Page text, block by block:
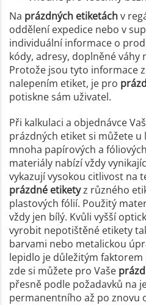
Na prázdných etiketáchv
oddělení expedice nebo v
individuální informace o
kódy, adresy, doplněné
Protože jsou tyto informace
nalepením etiket, je pro
potiskne sám uživatel.
Při kalkulaci a objednávce
prázdných etiket si můžete
mnoha papírových a
materiály nabízí vždy
vykazují vysokou citlivost na
prázdné etiketyz různého
plastových fólií. Použitý
vždy jen bílý. Kvůli vyšší
vyrobit nepotištěné etikety
barvami nebo metalickou
lepidlo je důležitým
zde si můžete pro Vaše
přesně podle požadavků na
permanentního až po znovu